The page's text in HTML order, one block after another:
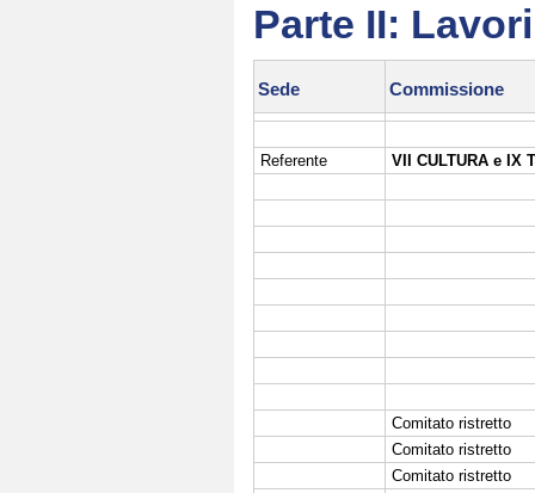
Parte II:
Sede Commissione
Referente VII CULTURA e IX
Comitato ristretto
Comitato ristretto
Comitato ristretto